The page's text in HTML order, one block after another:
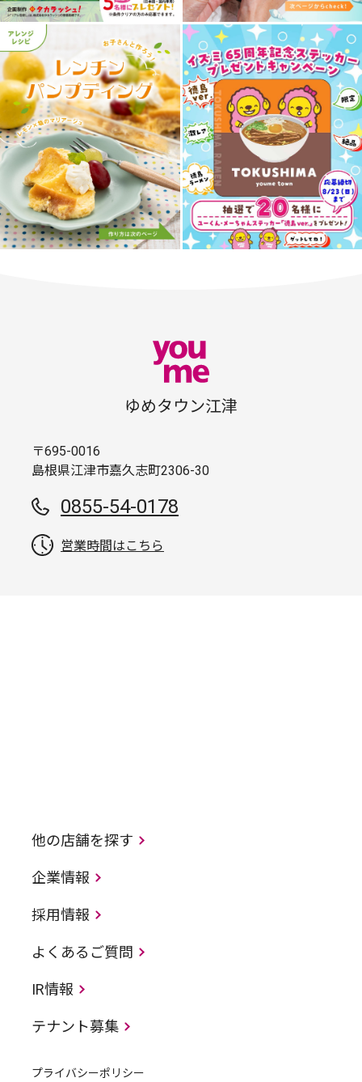
ゆめタウン江津
〒695-0016
島根県江津市嘉久志町2306-30
0855-54-0178
営業時間はこちら
他の店舗を探す
企業情報
採用情報
よくあるご質問
IR情報
テナント募集
プライバシーポリシー